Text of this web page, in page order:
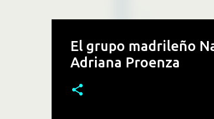
El grupo madrileño
Adriana Proenza